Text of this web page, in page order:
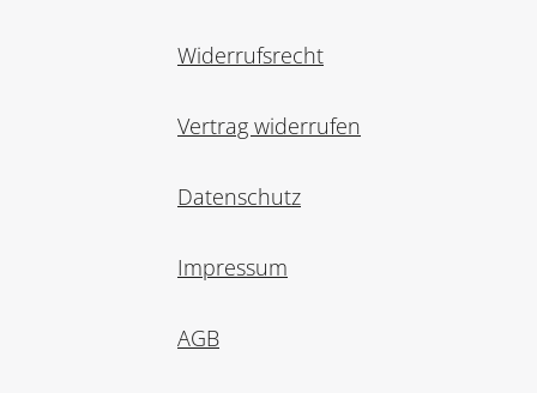
Widerrufsrecht
Vertrag widerrufen
Datenschutz
Impressum
AGB